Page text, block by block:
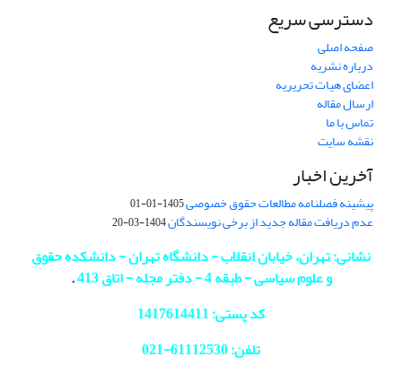
دسترسی سریع
صفحه اصلی
درباره نشریه
اعضای هیات تحریریه
ارسال مقاله
تماس با ما
نقشه سایت
آخرین اخبار
پیشینه فصلنامه مطالعات حقوق خصوصی1405-01-01
عدم دریافت مقاله جدید از برخی نویسندگان1404-03-20
نشانی: تهران، خیابان انقلاب - دانشگاه تهران - دانشکده حقوق
و علوم سیاسی - طبقه 4 - دفتر مجله - اتاق 413
.
کد پستی: 1417614411
تلفن: 61112530-
021